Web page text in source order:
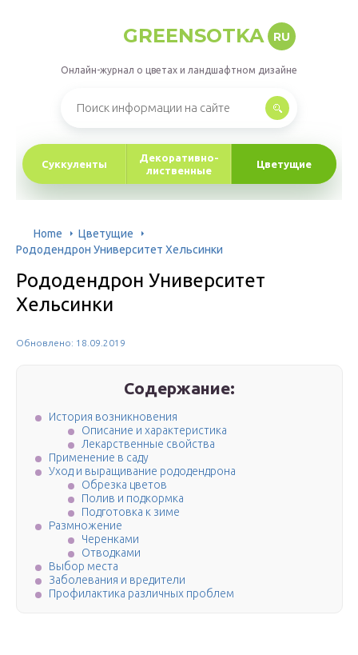
GREENSOTKA RU
Онлайн-журнал о цветах и ландшафтном дизайне
Суккуленты
Декоративно-
лиственные
Цветущие
Home
Цветущие
Рододендрон Университет Хельсинки
Рододендрон Университет
Хельсинки
Обновлено: 18.09.2019
Содержание:
История возникновения
Описание и характеристика
Лекарственные свойства
Применение в саду
Уход и выращивание рододендрона
Обрезка цветов
Полив и подкормка
Подготовка к зиме
Размножение
Черенками
Отводками
Выбор места
Заболевания и вредители
Профилактика различных проблем